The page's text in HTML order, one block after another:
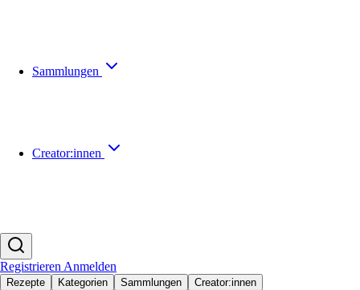
Sammlungen
Creator:innen
Registrieren Anmelden
Rezepte Kategorien Sammlungen Creator:innen